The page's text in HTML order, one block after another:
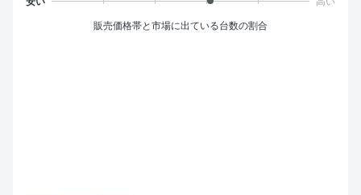
販売価格帯と市場に出ている台数の割合